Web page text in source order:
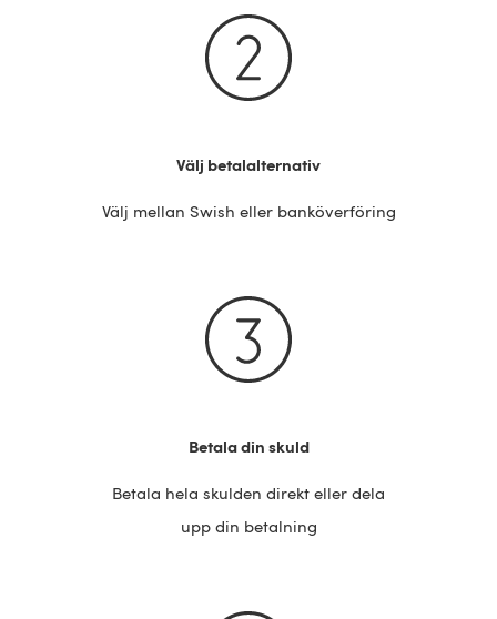
Välj betalalternativ
Välj mellan Swish eller banköverföring
Betala din skuld
Betala hela skulden direkt eller dela
upp din betalning